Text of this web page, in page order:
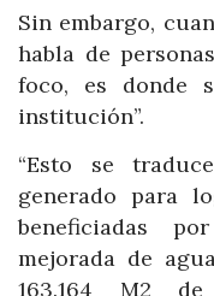
Sin embargo,
habla de
foco, es donde
institución”.
“Esto se
generado para
beneficiadas
mejorada de
163.164 M2